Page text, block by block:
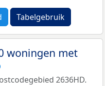
Tabelgebruik
woningen met
2636HD.